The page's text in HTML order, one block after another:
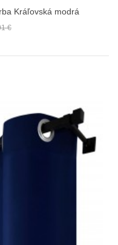
Kráľovská modrá
€